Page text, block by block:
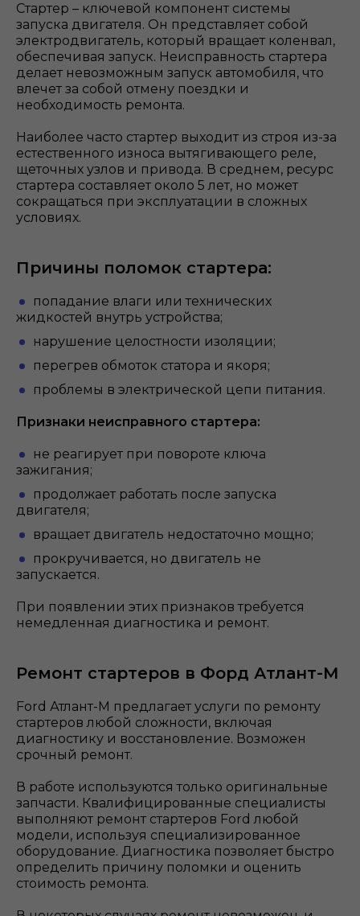
Стартер – ключевой компонент системы
запуска двигателя. Он представляет собой
электродвигатель, который вращает коленвал,
обеспечивая запуск. Неисправность стартера
делает невозможным запуск автомобиля, что
влечет за собой отмену поездки и
необходимость ремонта.
Наиболее часто стартер выходит из строя из-за
естественного износа вытягивающего реле,
щеточных узлов и привода. В среднем, ресурс
стартера составляет около 5 лет, но может
сокращаться при эксплуатации в сложных
условиях.
Причины поломок стартера:
попадание влаги или технических
жидкостей внутрь устройства;
нарушение целостности изоляции;
перегрев обмоток статора и якоря;
проблемы в электрической цепи питания.
Признаки неисправного стартера:
не реагирует при повороте ключа
зажигания;
продолжает работать после запуска
двигателя;
вращает двигатель недостаточно мощно;
прокручивается, но двигатель не
запускается.
При появлении этих признаков требуется
немедленная диагностика и ремонт.
Ремонт стартеров в Форд Атлант-М
Ford Атлант-М предлагает услуги по ремонту
стартеров любой сложности, включая
диагностику и восстановление. Возможен
срочный ремонт.
В работе используются только оригинальные
запчасти. Квалифицированные специалисты
выполняют ремонт стартеров Ford любой
модели, используя специализированное
оборудование. Диагностика позволяет быстро
определить причину поломки и оценить
стоимость ремонта.